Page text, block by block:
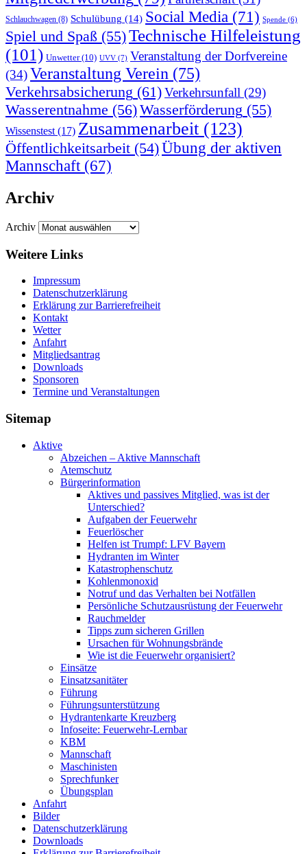
Schlauchwagen (8) Schulübung (14) Social Media (71) Spende (6)
Spiel und Spaß (55)Technische Hilfeleistung
(101) Unwetter(10) UVV (7) Veranstaltung der Dorfvereine
(34)Veranstaltung Verein (75)
Verkehrsabsicherung (61)Verkehrsunfall (29)
Wasserentnahme (56)Wasserförderung (55)
Wissenstest (17) Zusammenarbeit (123)
Öffentlichkeitsarbeit (54)Übung der aktiven
Mannschaft(67)
Archiv
Archiv
Weitere Links
Impressum
Datenschutzerklärung
Erklärung zur Barriere­frei­heit
Kontakt
Wetter
Anfahrt
Mitgliedsantrag
Downloads
Sponsoren
Termine und Veranstaltungen
Sitemap
Aktive
Abzeichen – Aktive Mannschaft
Atemschutz
Bürgerinformation
Aktives und passives Mitglied, was ist der
Unterschied?
Aufgaben der Feuerwehr
Feuerlöscher
Helfen ist Trumpf: LFV Bayern
Hydranten im Winter
Katastrophenschutz
Kohlenmonoxid
Notruf und das Verhalten bei Notfällen
Persönliche Schutzausrüstung der Feuerwehr
Rauchmelder
Tipps zum sicheren Grillen
Ursachen für Wohnungsbrände
Wie ist die Feuerwehr organisiert?
Einsätze
Einsatzsanitäter
Führung
Führungsunterstützung
Hydrantenkarte Kreuzberg
Infoseite: Feuerwehr-Lernbar
KBM
Mannschaft
Maschinisten
Sprechfunker
Übungsplan
Anfahrt
Bilder
Datenschutzerklärung
Downloads